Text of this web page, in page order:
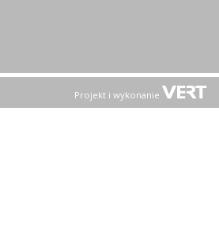
Projekt i wykonanie